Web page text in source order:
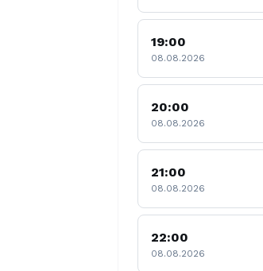
19:00
08.08.2026
20:00
08.08.2026
21:00
08.08.2026
22:00
08.08.2026